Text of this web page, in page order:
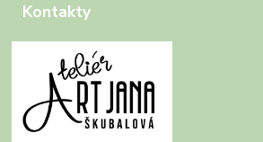
Kontakty